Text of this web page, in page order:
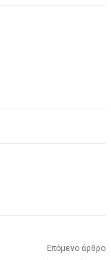
Επόμενο άρθρο